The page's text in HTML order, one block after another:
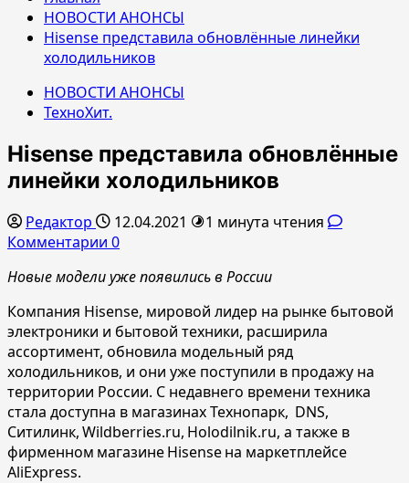
НОВОСТИ АНОНСЫ
Hisense представила обновлённые линейки
холодильников
НОВОСТИ АНОНСЫ
ТехноХит.
Hisense представила обновлённые
линейки холодильников
Редактор 12.04.2021
1 минута чтения
Комментарии 0
Новыемоделиужепоявилисьв России
Компания Hisense, мировой лидер на рынке бытовой
электроники и бытовой техники, расширила
ассортимент, обновила модельный ряд
холодильников, и они уже поступили в продажу на
территории России. С недавнего времени техника
стала доступна в магазинах Технопарк, DNS,
Ситилинк, Wildberries.ru, Holodilnik.ru, а также в
фирменном магазине Hisense на маркетплейсе
AliExpress.